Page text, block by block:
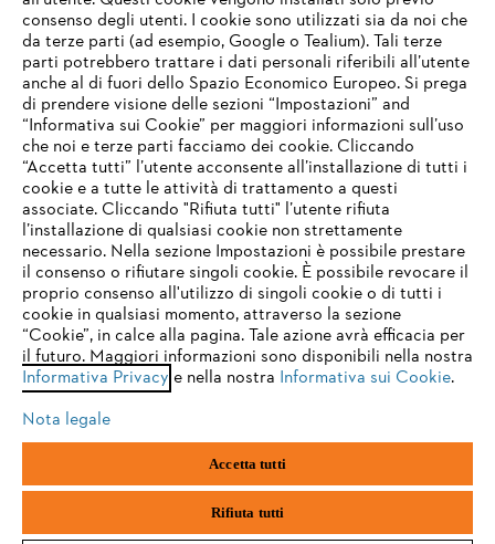
STIHL FAQ
Service
Termini e condizioni generali Privacy policy
Note legali Cookies Informazioni legali
Andreas STIHL S.p.A. - Viale delle Industrie, 15
20040 Cambiago (MI)
Email:info@stihl.it
Numero di partita IVA: 09883420151.
Società a socio unico, soggetta a direzione e coordinamento di Andreas
IHR BROWSER WIRD NICHT
UNTERSTÜTZT
Sie nutzen einen Browser, den wir noch nicht unterstützen. Für
eine optimale Nutzung unserer Seite empfehlen wir Ihnen, zu
einem der folgenden Browser zu wechseln:
firefox chrome
safari edge
consenso degli utenti. I cookie sono utilizzati sia da noi che
da terze parti (ad esempio, Google o Tealium). Tali terze
parti potrebbero trattare i dati personali riferibili all’utente
anche al di fuori dello Spazio Economico Europeo. Si prega
di prendere visione delle sezioni “Impostazioni” and
“Informativa sui Cookie” per maggiori informazioni sull’uso
che noi e terze parti facciamo dei cookie. Cliccando
“Accetta tutti” l’utente acconsente all’installazione di tutti i
cookie e a tutte le attività di trattamento a questi
associate. Cliccando "Rifiuta tutti" l’utente rifiuta
l’installazione di qualsiasi cookie non strettamente
necessario. Nella sezione Impostazioni è possibile prestare
il consenso o rifiutare singoli cookie. È possibile revocare il
proprio consenso all'utilizzo di singoli cookie o di tutti i
cookie in qualsiasi momento, attraverso la sezione
“Cookie”, in calce alla pagina. Tale azione avrà efficacia per
il futuro. Maggiori informazioni sono disponibili nella nostra
Informativa Privacy e nella nostra Informativa sui Cookie.
Nota legale
Accetta tutti
Rifiuta tutti